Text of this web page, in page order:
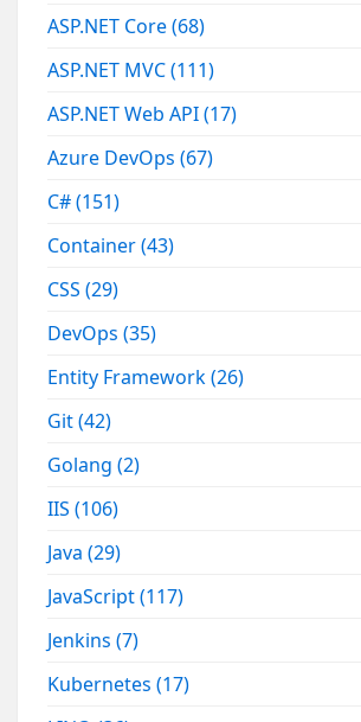
ASP.NET Core(68)
ASP.NET MVC(111)
ASP.NET Web API(17)
Azure DevOps(67)
C#(151)
Container(43)
CSS(29)
DevOps(35)
Entity Framework(26)
Git(42)
Golang(2)
IIS(106)
Java(29)
JavaScript(117)
Jenkins(7)
Kubernetes(17)